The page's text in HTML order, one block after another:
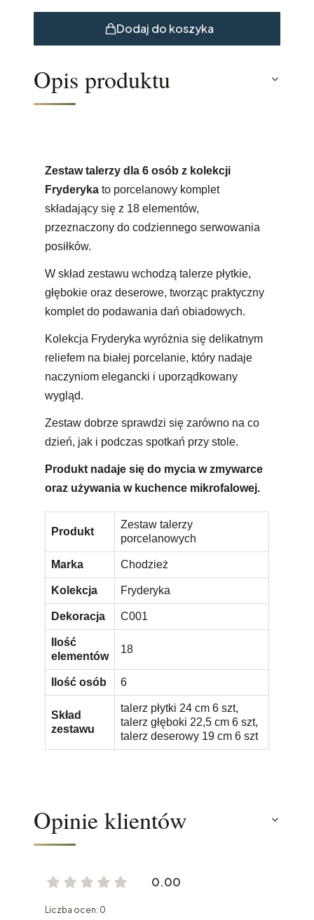
Dodaj do koszyka
Opis produktu
Zestaw talerzy dla 6 osób z kolekcji
Fryderyka to porcelanowy komplet
składający się z 18 elementów,
przeznaczony do codziennego serwowania
posiłków.
W skład zestawu wchodzą talerze płytkie,
głębokie oraz deserowe, tworząc praktyczny
komplet do podawania dań obiadowych.
Kolekcja Fryderyka wyróżnia się delikatnym
reliefem na białej porcelanie, który nadaje
naczyniom elegancki i uporządkowany
wygląd.
Zestaw dobrze sprawdzi się zarówno na co
dzień, jak i podczas spotkań przy stole.
Produkt nadaje się do mycia w zmywarce
oraz używania w kuchence mikrofalowej.
Produkt
Zestaw talerzy
porcelanowych
Marka Chodzież
Kolekcja Fryderyka
Dekoracja C001
Ilość
elementów
18
Ilość osób 6
Skład
zestawu
talerz płytki 24 cm 6 szt,
talerz głęboki 22,5 cm 6 szt,
talerz deserowy 19 cm 6 szt
Opinie klientów
0.00
Liczba ocen: 0